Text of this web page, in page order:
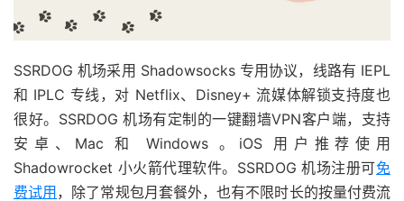
SSRDOG 机场采用 Shadowsocks 专用协议，线路有 IEPL
和 IPLC 专线，对 Netflix、Disney+ 流媒体解锁支持度也
很好。SSRDOG 机场有定制的一键翻墙VPN客户端，支持
安卓、Mac 和 Windows 。iOS 用户推荐使用
Shadowrocket 小火箭代理软件。SSRDOG 机场注册可免
费试用，除了常规包月套餐外，也有不限时长的按量付费流